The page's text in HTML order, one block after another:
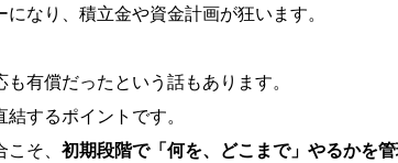
なり、積立金や資金計画が狂います。
有償だったという話もあります。
するポイントです。
そ、 初期段階で「何を、どこまで」やるかを